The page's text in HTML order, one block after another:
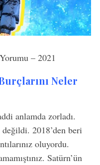
– 2021
Neler
anlamda zorladı.
2018’den beri
oluyordu.
Satürn’ün